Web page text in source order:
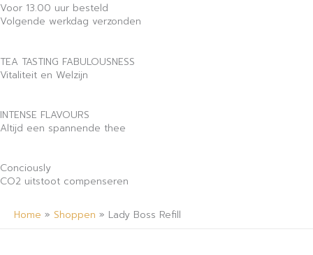
Voor 13.00 uur besteld
Volgende werkdag verzonden
TEA TASTING FABULOUSNESS
Vitaliteit en Welzijn
INTENSE FLAVOURS
Altijd een spannende thee
Conciously
CO2 uitstoot compenseren
Home » Shoppen » Lady Boss Refill